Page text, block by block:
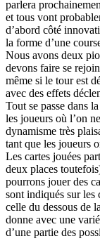
parlera
et tous vont
d’abord côté
la forme d’une
Nous avons deux
devons faire se
même si le tour est
avec des effets
Tout se passe dans
les joueurs où l’on
dynamisme très
tant que les joueurs
Les cartes jouées
deux places
pourrons jouer des
sont indiqués sur les
celle du dessous de
donne avec une
d’une partie des